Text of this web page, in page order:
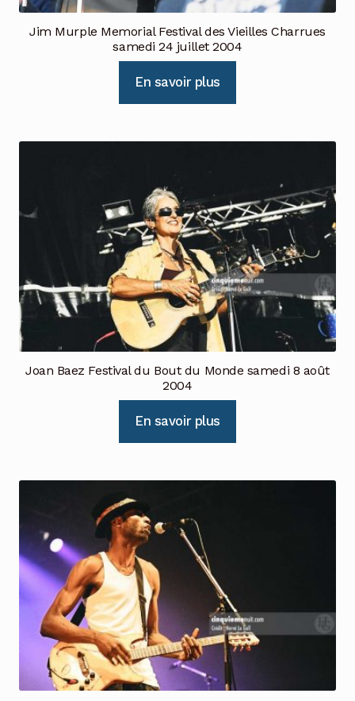
Jim Murple Memorial Festival des Vieilles Charrues
samedi 24 juillet 2004
En savoir plus
Joan Baez Festival du Bout du Monde samedi 8 août
2004
En savoir plus